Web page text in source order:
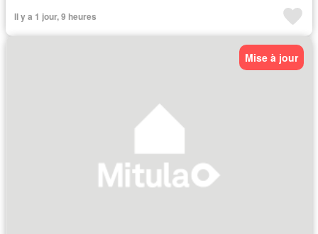
Il y a 1 jour, 9 heures
Mise à jour